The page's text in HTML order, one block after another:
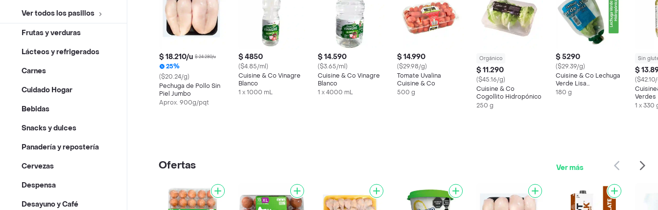
Ver todos los pasillos
Frutas y verduras
Lácteos y refrigerados
Carnes
Cuidado Hogar
Bebidas
Snacks y dulces
Panadería y repostería
Cervezas
Despensa
Desayuno y Café
$ 18.210/u $ 24.280/u
25%
($20.24/g)
Pechuga de Pollo Sin
Piel Jumbo
Aprox. 900g/pqt
$ 4850
($4.85/ml)
Cuisine & Co Vinagre
Blanco
1 x 1000 mL
$ 14.590
($3.65/ml)
Cuisine & Co Vinagre
Blanco
1 x 4000 mL
$ 14.990
($29.98/g)
Tomate Uvalina
Cuisine & Co
500 g
Orgánico
$ 11.290
($45.16/g)
Cuisine & Co
Cogollito Hidropónico
250 g
$ 5290
($29.39/g)
Cuisine & Co Lechuga
Verde Lisa
Hidropónica
180 g
Sin
$
Verdes
1 x 330
Ofertas Ver más